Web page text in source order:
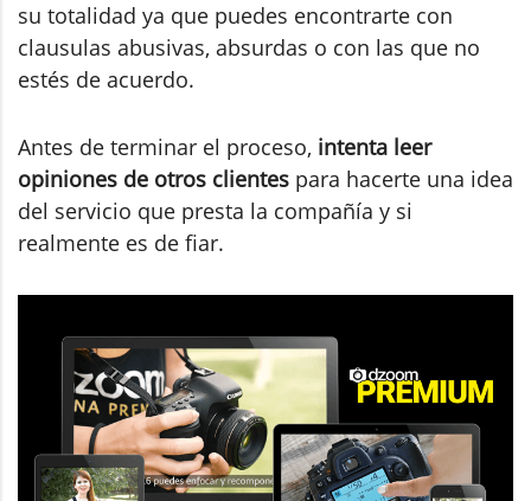
su totalidad ya que puedes encontrarte con
clausulas abusivas, absurdas o con las que no
estés de acuerdo.
Antes de terminar el proceso, intenta leer
opiniones de otros clientes para hacerte una idea
del servicio que presta la compañía y si
realmente es de fiar.